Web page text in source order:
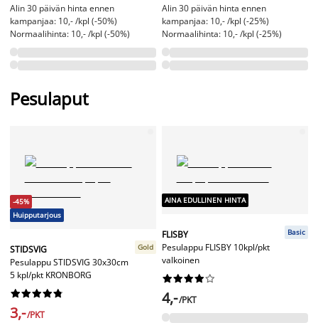
Alin 30 päivän hinta ennen
kampanjaa: 10,- /kpl (-50%)
Normaalihinta: 10,- /kpl (-50%)
Alin 30 päivän hinta ennen
kampanjaa: 10,- /kpl (-25%)
Normaalihinta: 10,- /kpl (-25%)
Pesulaput
-45%
Huipputarjous
STIDSVIG
Pesulappu STIDSVIG 30x30cm
5 kpl/pkt KRONBORG
Gold






3,-/PKT
AINA EDULLINEN HINTA
FLISBY
Pesulappu FLISBY 10kpl/pkt
valkoinen
Basic






4,-/PKT